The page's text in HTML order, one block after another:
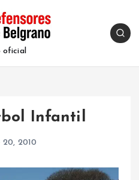
oficial
Infantil
20, 2010